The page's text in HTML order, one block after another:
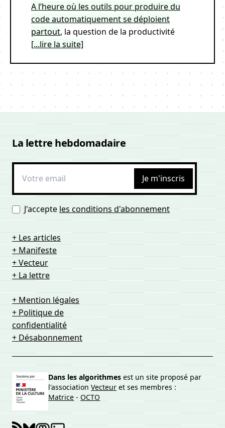
A l’heure où les outils pour produire du
code automatiquement se déploient
partout, la question de la productivité
[...lire la suite]
La lettre hebdomadaire
Je m'inscris
J'accepteles conditions d'abonnement
+ Les articles
+ Manifeste
+ Vecteur
+ La lettre
+ Mention légales
+ Politique de
confidentialité
+ Désabonnement
Dans les algorithmesest un site proposé par
l'associationVecteuret ses membres :
Matrice-OCTO